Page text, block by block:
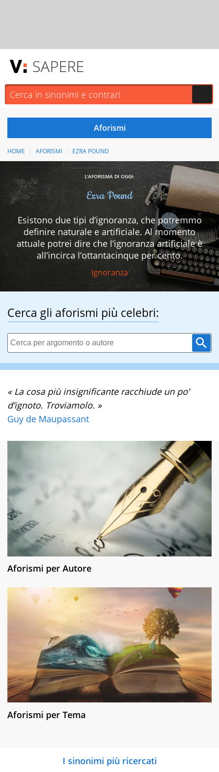
SAPERE
HOME AFORISMI EZRA POUND
L'AFORISMA DI OGGI:
Ezra Pound
Esistono due tipi d’ignoranza, che potremmo
definire naturale e artificiale. Al momento
attuale potrei dire che l’ignoranza artificiale è
all’incirca l’ottantacinque per cento.
Ignoranza
Cerca gli aforismi più celebri:
« La cosa più insignificante racchiude un po’
d’ignoto. Troviamolo. »
Guy de Maupassant
Aforismi per Autore
Aforismi per Tema
I sinonimi più ricercati